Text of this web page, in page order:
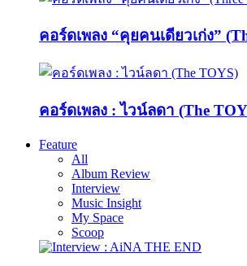
คอร์ดเพลง “คุยคนเดียวเก่ง”
คอร์ดเพลง : ไวน์ลดา (The
Feature
All
Album Review
Interview
Music Insight
My Space
Scoop